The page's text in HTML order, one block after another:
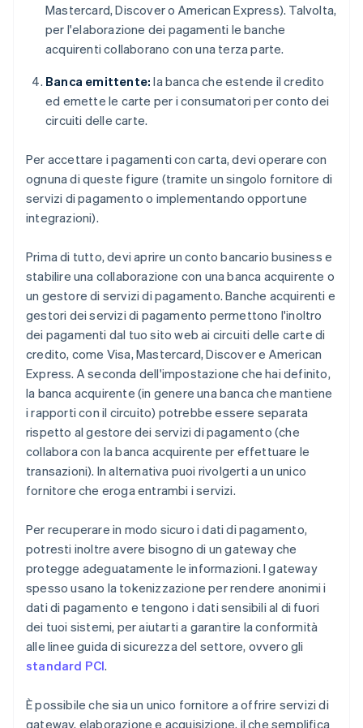
Mastercard, Discover o American Express). Talvolta,
per l'elaborazione dei pagamenti le banche
acquirenti collaborano con una terza parte.
Banca emittente: la banca che estende il credito
ed emette le carte per i consumatori per conto dei
circuiti delle carte.
Per accettare i pagamenti con carta, devi operare con
ognuna di queste figure (tramite un singolo fornitore di
servizi di pagamento o implementando opportune
integrazioni).
Prima di tutto, devi aprire un conto bancario business e
stabilire una collaborazione con una banca acquirente o
un gestore di servizi di pagamento. Banche acquirenti e
gestori dei servizi di pagamento permettono l'inoltro
dei pagamenti dal tuo sito web ai circuiti delle carte di
credito, come Visa, Mastercard, Discover e American
Express. A seconda dell'impostazione che hai definito,
la banca acquirente (in genere una banca che mantiene
i rapporti con il circuito) potrebbe essere separata
rispetto al gestore dei servizi di pagamento (che
collabora con la banca acquirente per effettuare le
transazioni). In alternativa puoi rivolgerti a un unico
fornitore che eroga entrambi i servizi.
Per recuperare in modo sicuro i dati di pagamento,
potresti inoltre avere bisogno di un gateway che
protegge adeguatamente le informazioni. I gateway
spesso usano la tokenizzazione per rendere anonimi i
dati di pagamento e tengono i dati sensibili al di fuori
dei tuoi sistemi, per aiutarti a garantire la conformità
alle linee guida di sicurezza del settore, ovvero gli
standard PCI.
È possibile che sia un unico fornitore a offrire servizi di
gateway, elaborazione e acquisizione, il che semplifica